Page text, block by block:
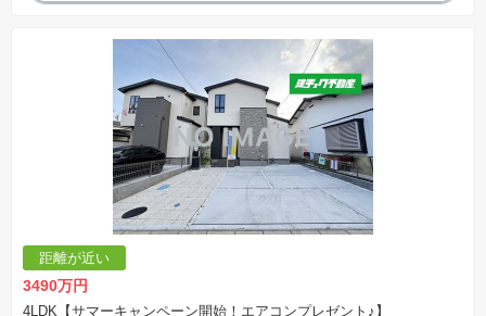
距離が近い
3490万円
4LDK【サマーキャンペーン開始！エアコンプレゼント♪】